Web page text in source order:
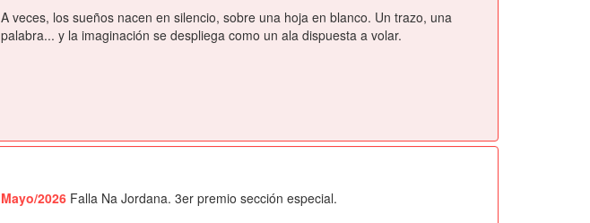
A veces, los sueños nacen en silencio, sobre una hoja en blanco. Un trazo, una
palabra... y la imaginación se despliega como un ala dispuesta a volar.
Mayo/2026 Falla Na Jordana. 3er premio sección especial.